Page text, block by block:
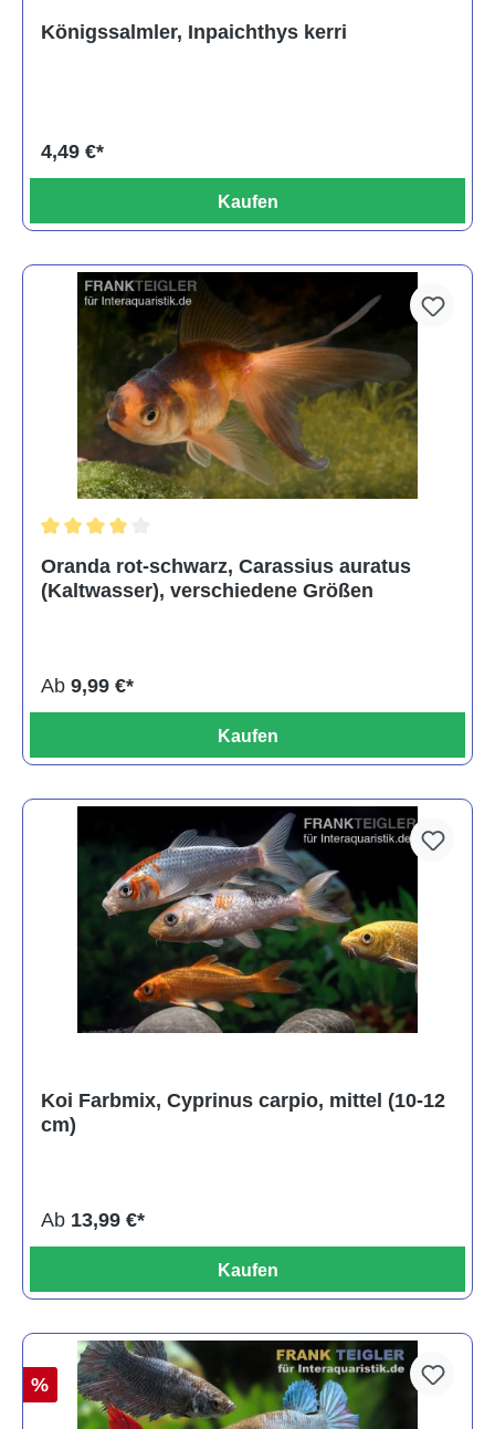
Königssalmler, Inpaichthys kerri
4,49 €*
Kaufen
Oranda rot-schwarz, Carassius auratus
(Kaltwasser), verschiedene Größen
Ab 9,99 €*
Kaufen
Koi Farbmix, Cyprinus carpio, mittel (10-12
cm)
Ab 13,99 €*
Kaufen
%